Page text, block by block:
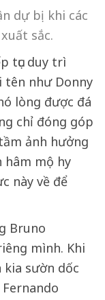
dự bị khi các
sắc.
tục duy trì
tên như Donny
lòng được đá
chỉ đóng góp
ảnh hưởng
hâm mộ hy
này về để
Bruno
mình. Khi
kia sườn dốc